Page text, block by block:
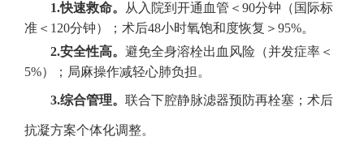
1.快速救命。
从入院到开通血管＜90分钟（国际标
准＜120分钟）；术后48小时氧饱和度恢复＞95%。
2.安全性高。 避免全身溶栓出血风险（并发症率＜
5%）；局麻操作减轻心肺负担。
3.综合管理。 联合下腔静脉滤器预防再栓塞；术后
抗凝方案个体化调整。